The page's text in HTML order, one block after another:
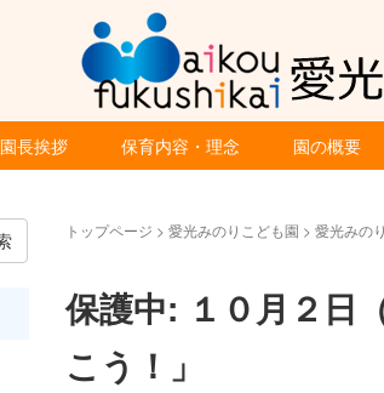
園長挨拶 保育内容・理念 園の概要
トップページ > 愛光みのりこども園 > 愛光みの
保護中: １０月２日
こう！」